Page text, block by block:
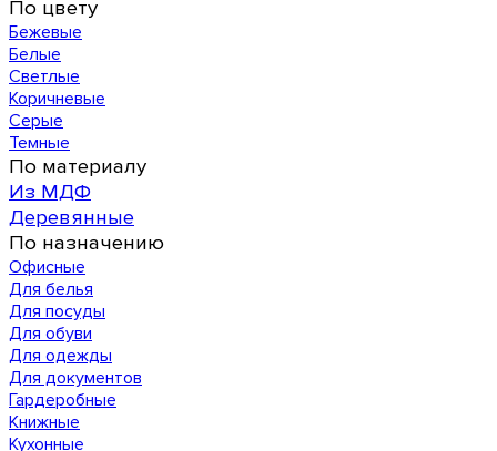
По цвету
Бежевые
Белые
Светлые
Коричневые
Серые
Темные
По материалу
Из МДФ
Деревянные
По назначению
Офисные
Для белья
Для посуды
Для обуви
Для одежды
Для документов
Гардеробные
Книжные
Кухонные